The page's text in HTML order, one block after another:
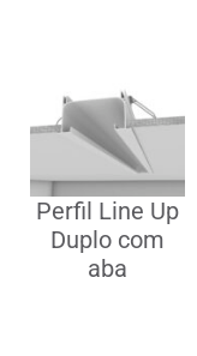
Perfil Line Up
Duplo com
aba